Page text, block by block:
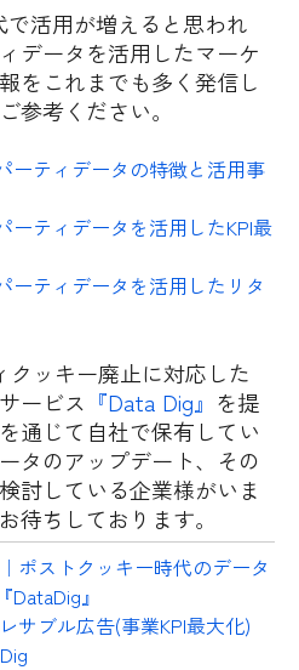
で活用が増えると思われ
データを活用したマーケ
をこれまでも多く発信し
参考ください。
ーティデータの特徴と活用事
ーティデータを活用したKPI最
ーティデータを活用したリタ
クッキー廃止に対応した
ービス 『Data Dig』 を提
通じて自社で保有してい
タのアップデート、その
討している企業様がいま
待ちしております。
ポストクッキー時代のデータ
』
サブル広告(事業KPI最大化)